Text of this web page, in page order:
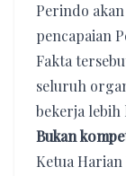
Perindo
pencapaian
Fakta
seluruh
bekerja lebih
Bukan
Ketua